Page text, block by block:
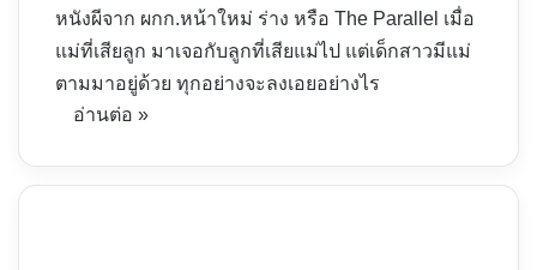
หนังผีจาก ผกก.หน้าใหม่ ร่าง หรือ The Parallel เมื่อ
แม่ที่เสียลูก มาเจอกับลูกที่เสียแม่ไป แต่เด็กสาวมีแม่
ตามมาอยู่ด้วย ทุกอย่างจะลงเอยอย่างไร
อ่านต่อ »